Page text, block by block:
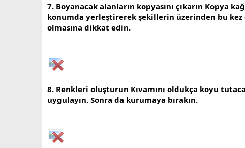
7. Boyanacak alanların kopyasını çıkarın Kopya
konumda yerleştirerek şekillerin üzerinden bu
olmasına dikkat edin.
8. Renkleri oluşturun Kıvamını oldukça koyu
uygulayın. Sonra da kurumaya bırakın.